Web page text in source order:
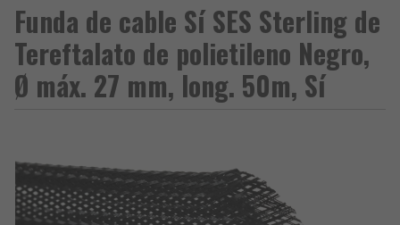
Funda de cable Sí SES Sterling de
Tereftalato de polietileno Negro,
Ø máx. 27 mm, long. 50m, Sí